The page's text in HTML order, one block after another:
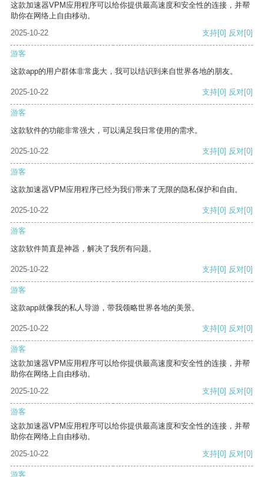
这款加速器VPM应用程序可以给你提供最高速度和安全性的连接，并帮
助你在网络上自由移动。
2025-10-22
支持[0] 反对[0]
游客
这款app的用户群体非常庞大，我可以结识到来自世界各地的朋友。
2025-10-22 支持[0] 反对[0]
游客
这款软件的功能非常强大，可以满足我日常使用的需求。
2025-10-22 支持[0] 反对[0]
游客
这款加速器VPM应用程序已经为我们带来了无限的隐私保护和自由。
2025-10-22 支持[0] 反对[0]
游客
这款软件简直是神器，解决了我所有问题。
2025-10-22 支持[0] 反对[0]
游客
这款app就像我的私人导游，带我领略世界各地的美景。
2025-10-22 支持[0] 反对[0]
游客
这款加速器VPM应用程序可以给你提供最高速度和安全性的连接，并帮
助你在网络上自由移动。
2025-10-22
支持[0] 反对[0]
游客
这款加速器VPM应用程序可以给你提供最高速度和安全性的连接，并帮
助你在网络上自由移动。
2025-10-22
支持[0] 反对[0]
游客